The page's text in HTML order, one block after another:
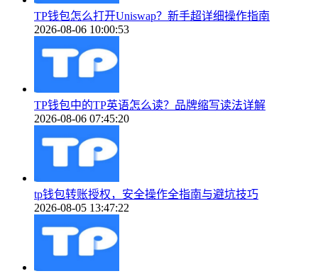
TP钱包怎么打开Uniswap？新手超详细操作指南
2026-08-06 10:00:53
TP钱包中的TP英语怎么读？品牌缩写读法详解
2026-08-06 07:45:20
tp钱包转账授权，安全操作全指南与避坑技巧
2026-08-05 13:47:22